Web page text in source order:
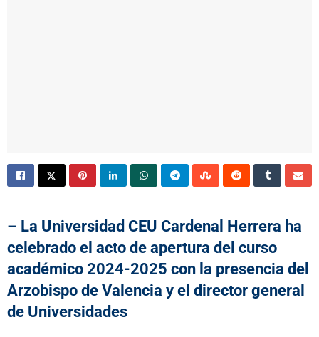
– La Universidad CEU Cardenal Herrera ha
celebrado el acto de apertura del curso
académico 2024-2025 con la presencia del
Arzobispo de Valencia y el director general
de Universidades